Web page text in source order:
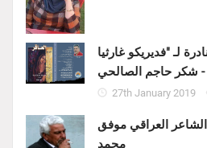
لـ "فديريكو غارثيا
- شكر حاجم الصالحي
27th January 2019
العراقي موفق
محمد